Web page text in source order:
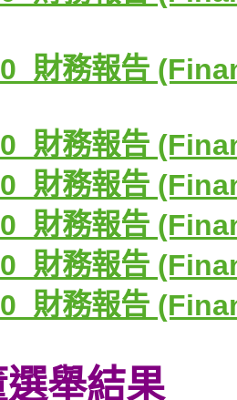
財務報告
財務報告
財務報告
財務報告
財務報告
財務報告
舉結果